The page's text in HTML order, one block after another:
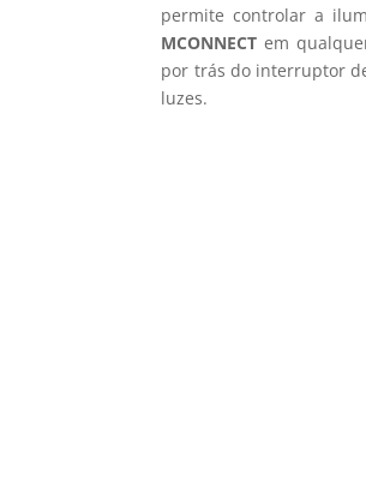
permite controlar a
MCONNECT em
por trás do interruptor
luzes.